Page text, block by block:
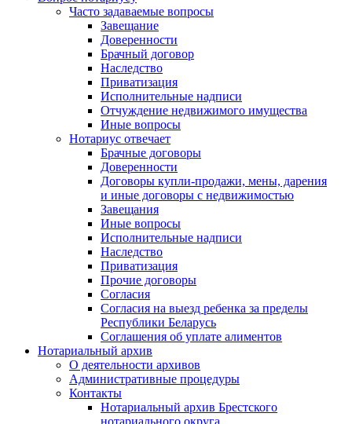
Часто задаваемые вопросы
Завещание
Доверенности
Брачный договор
Наследство
Приватизация
Исполнительные надписи
Отчуждение недвижимого имущества
Иные вопросы
Нотариус отвечает
Брачные договоры
Доверенности
Договоры купли-продажи, мены, дарения
и иные договоры с недвижимостью
Завещания
Иные вопросы
Исполнительные надписи
Наследство
Приватизация
Прочие договоры
Согласия
Согласия на выезд ребенка за пределы
Республики Беларусь
Соглашения об уплате алиментов
Нотариальный архив
О деятельности архивов
Административные процедуры
Контакты
Нотариальный архив Брестского
нотариального округа